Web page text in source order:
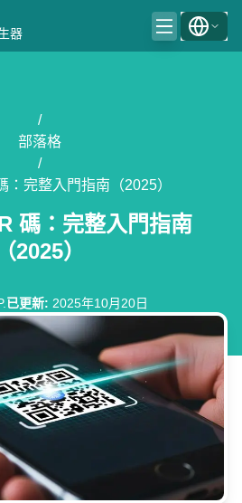
器
/
部落格
/
：完整入門指南（2025）
碼：完整入門指南
（2025）
已更新: 2025年10月20日